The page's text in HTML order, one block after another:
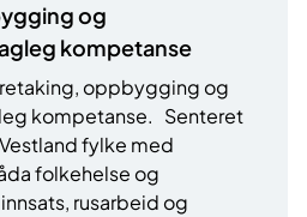
og
kompetanse
oppbygging og
kompetanse. Senteret
fylke med
folkehelse og
rusarbeid og